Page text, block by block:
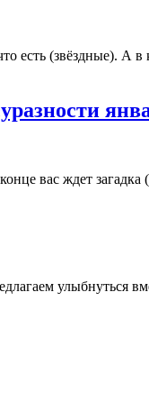
есть (звёздные). А в
вас ждет загадка
улыбнуться